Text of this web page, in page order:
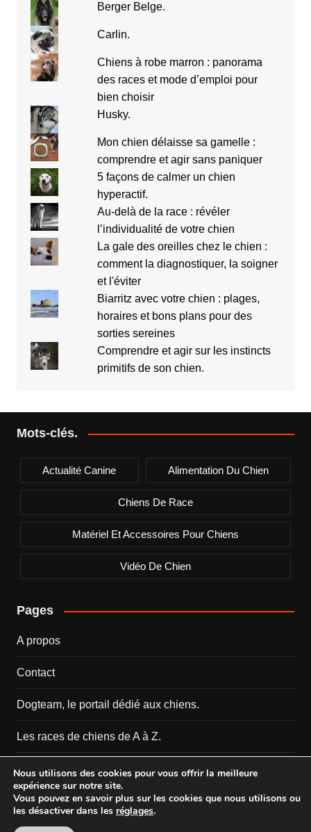
Berger Belge.
Carlin.
Chiens à robe marron : panorama
des races et mode d’emploi pour
bien choisir
Husky.
Mon chien délaisse sa gamelle :
comprendre et agir sans paniquer
5 façons de calmer un chien
hyperactif.
Au-delà de la race : révéler
l’individualité de votre chien
La gale des oreilles chez le chien :
comment la diagnostiquer, la soigner
et l'éviter
Biarritz avec votre chien : plages,
horaires et bons plans pour des
sorties sereines
Comprendre et agir sur les instincts
primitifs de son chien.
Mots-clés.
Actualité Canine Alimentation Du Chien
Chiens De Race
Matériel Et Accessoires Pour Chiens
Vidéo De Chien
Pages
A propos
Contact
Dogteam, le portail dédié aux chiens.
Les races de chiens de A à Z.
Mentions Légales
Copyright © 2026 Dogteam.fr. All rights reserved.
Nous utilisons des cookies pour vous offrir la meilleure
expérience sur notre site.
Vous pouvez en savoir plus sur les cookies que nous utilisons ou
les désactiver dans les réglages.